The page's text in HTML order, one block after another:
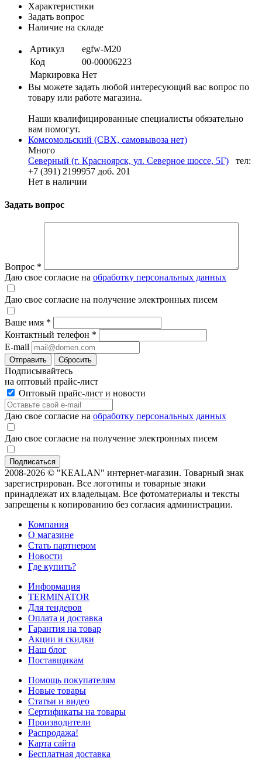
Характеристики
Задать вопрос
Наличие на складе
Артикул
egfw-М20
Код
00-00006223
Маркировка Нет
Вы можете задать любой интересующий вас вопрос по
товару или работе магазина.
Наши квалифицированные специалисты обязательно
вам помогут.
Комсомольский (СВХ, самовывоза нет)
Много
Северный (г. Красноярск, ул. Северное шоссе, 5Г)
тел:
+7 (391) 2199957 доб. 201
Нет в наличии
Задать вопрос
Вопрос *
Даю свое согласие на обработку персональных данных
Даю свое согласие на получение электронных писем
Ваше имя *
Контактный телефон *
E-mail
Отправить Сбросить
Подписывайтесь
на оптовый прайс-лист
Оптовый прайс-лист и новости
Даю свое согласие на обработку персональных данных
Даю свое согласие на получение электронных писем
2008-2026 © "KEALAN" интернет-магазин. Товарный знак
зарегистрирован. Все логотипы и товарные знаки
принадлежат их владельцам. Все фотоматериалы и тексты
запрещены к копированию без согласия администрации.
Компания
О магазине
Стать партнером
Новости
Где купить?
Информация
TERMINATOR
Для тендеров
Оплата и доставка
Гарантия на товар
Акции и скидки
Наш блог
Поставщикам
Помощь покупателям
Новые товары
Статьи и видео
Сертификаты на товары
Производители
Распродажа!
Карта сайта
Бесплатная доставка